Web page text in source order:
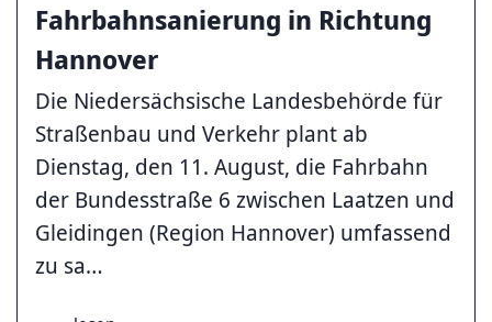
Fahrbahnsanierung in Richtung
Hannover
Die Niedersächsische Landes­be­hör­de für
Stra­ßen­bau und Ver­kehr plant ab
Dienstag, den 11. August, die Fahrbahn
der Bundesstraße 6 zwischen Laatzen und
Gleidingen (Region Hannover) umfassend
zu sa…